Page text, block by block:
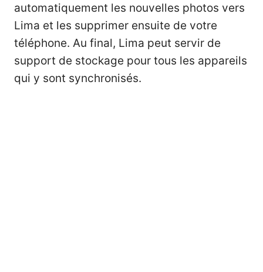
automatiquement les nouvelles photos vers
Lima et les supprimer ensuite de votre
téléphone. Au final, Lima peut servir de
support de stockage pour tous les appareils
qui y sont synchronisés.